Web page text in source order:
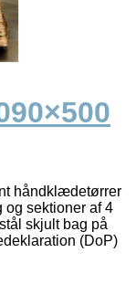
håndklædetørrer
og sektioner af 4
skjult bag på
(DoP)